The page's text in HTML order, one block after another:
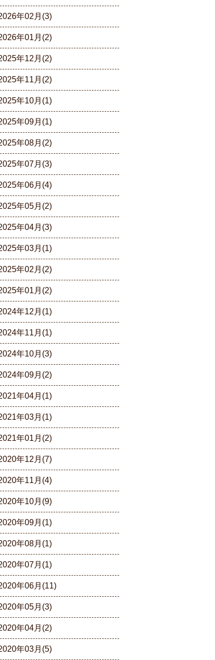
年02月(3)
年01月(2)
年12月(2)
年11月(2)
年10月(1)
年09月(1)
年08月(2)
年07月(3)
年06月(4)
年05月(2)
年04月(3)
年03月(1)
年02月(2)
年01月(2)
年12月(1)
年11月(1)
年10月(3)
年09月(2)
年04月(1)
年03月(1)
年01月(2)
年12月(7)
年11月(4)
年10月(9)
年09月(1)
年08月(1)
年07月(1)
年06月(11)
年05月(3)
年04月(2)
年03月(5)